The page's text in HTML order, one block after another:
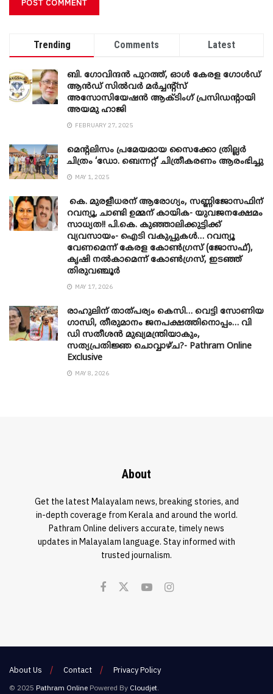
Trending Comments Latest
ബി. ​ഗോവിന്ദൻ പുറത്ത്, ഓൾ കേരള ഗോൾഡ്
ആൻഡ് സിൽവർ മർച്ചന്റ്സ്
അസോസിയേഷൻ ആക്ടിംഗ് പ്രസിഡന്റായി
അയമു ഹാജി
FEBRUARY 27, 2025
മെന്‍റലിസം പ്രമേയമായ സൈക്കോ ത്രില്ലർ
ചിത്രം ‘ഡോ. ബെന്നറ്റ്’ ചിത്രീകരണം ആരംഭിച്ചു
MAY 1, 2025
കെ. മുരളീധരന് ആരോഗ്യം, സണ്ണിജോസഫിന്
റവന്യൂ, ചാണ്ടി ഉമ്മന് കായിക- യുവജനക്ഷേമം
സാധ്യത!! പി.കെ. കുഞ്ഞാലിക്കുട്ടിക്ക്
വ്യവസായം- ഐടി വകുപ്പുകൾ… റവന്യൂ
വേണമെന്ന് കേരള കോൺഗ്രസ് (ജോസഫ്),
കൃഷി നൽകാമെന്ന് കോൺഗ്രസ്, ഇടഞ്ഞ്
തിരുവഞ്ചൂർ
MAY 17, 2026
രാഹുലിന് താത്പര്യം കെസി… വെട്ടി സോണിയ
​ഗാന്ധി, തീരുമാനം ജനപക്ഷത്തിനൊപ്പം… വി
ഡി സതീശൻ മുഖ്യമന്ത്രിയാകും,
സത്യപ്രതിജ്ഞ ചൊവ്വാഴ്ച?- Pathram Online
Exclusive
MAY 8, 2026
About
Get the latest Malayalam news, breaking stories, and
in-depth coverage from Kerala and around the world.
Pathram Online delivers accurate, timely news
updates in Malayalam language. Stay informed with
trusted journalism.
About Us Contact Privacy Policy
© 2025 Pathram Online Powered By Cloudjet